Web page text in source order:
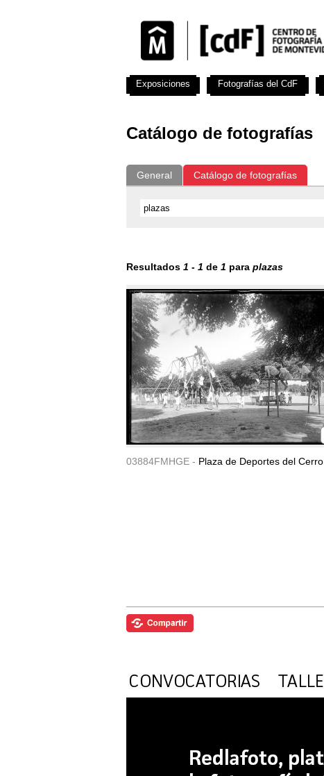
Catálogo de fotografías
General Catálogo de fotografías
Resultados 1 - 1 de 1 para plazas
03884FMHGE - Plaza de Deportes del Cerro.
Exposiciones Fotografías del CdF